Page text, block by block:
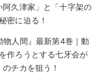
久津家」と「十字架の
密に迫る！
物人間』最新第4巻｜動
作ろうとする七牙会が
のチカを狙う！